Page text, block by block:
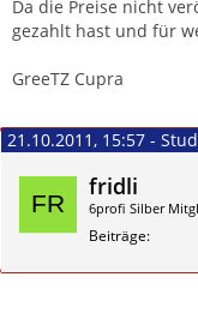
Da die Preise nicht
gezahlt hast und für
GreeTZ Cupra
21.10.2011, 15:57 -
fridli
6profi Silber
Beiträge